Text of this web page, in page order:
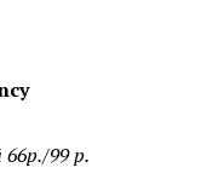
66р./99 р.